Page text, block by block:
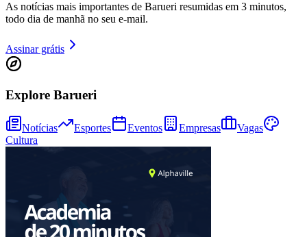
Juventude
As notícias mais importantes de Barueri resumidas em 3 minutos,
todo dia de manhã no seu e-mail.
Assinar grátis
Explore Barueri
Notícias Esportes Eventos Empresas
Vagas
Cultura